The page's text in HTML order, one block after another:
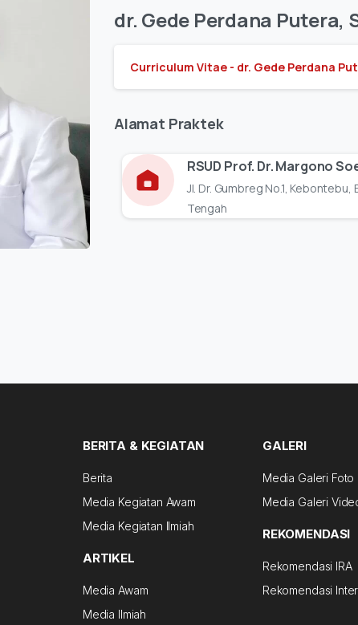
dr. Gede Perdana Putera,
Curriculum Vitae - dr. Gede Perdana
Alamat Praktek
RSUD Prof. Dr. Margono
Jl. Dr. Gumbreg No.1,
Tengah
BERITA & KEGIATAN
Berita
Media Kegiatan Awam
Media Kegiatan Ilmiah
ARTIKEL
Media Awam
Media Ilmiah
GALERI
Media Galeri Foto
Media Galeri
REKOMENDASI
Rekomendasi IRA
Rekomendasi